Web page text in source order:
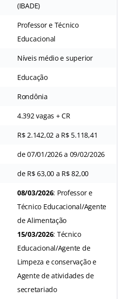
(IBADE)
Professor e Técnico
Educacional
Níveis médio e superior
Educação
Rondônia
4.392 vagas + CR
R$ 2.142,02 a R$ 5.118,41
de 07/01/2026 a 09/02/2026
de R$ 63,00 a R$ 82,00
08/03/2026: Professor e
Técnico Educacional/Agente
de Alimentação
15/03/2026: Técnico
Educacional/Agente de
Limpeza e conservação e
Agente de atividades de
secretariado